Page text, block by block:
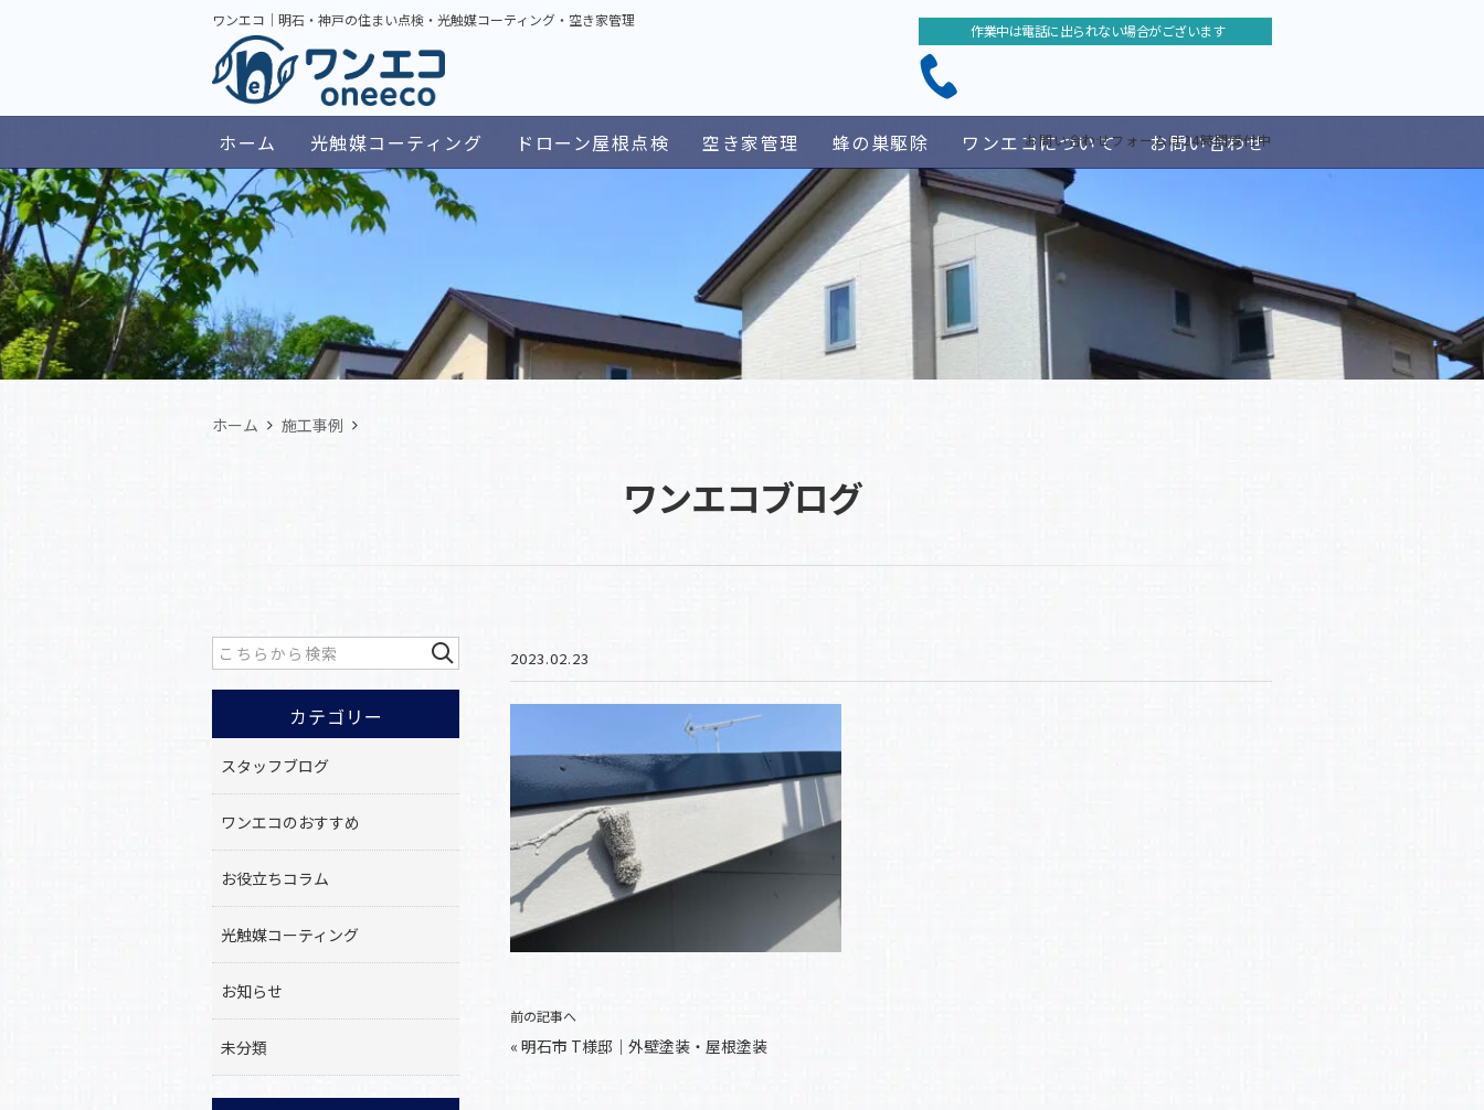
ワンエコ｜明石・神戸の住まい点検・光触媒コーティング・空き家管理
作業中は電話に出られない場合がございます
お問い合わせフォームは24時間受付中
ホーム 光触媒コーティング ドローン屋根点検 空き家管理 蜂の巣駆除 ワンエコについて お問い合わせ
ホーム 施工事例
ワンエコブログ
2023.02.23
前の記事へ
« 明石市 T様邸｜外壁塗装・屋根塗装
カテゴリー
スタッフブログ
ワンエコのおすすめ
お役立ちコラム
光触媒コーティング
お知らせ
未分類